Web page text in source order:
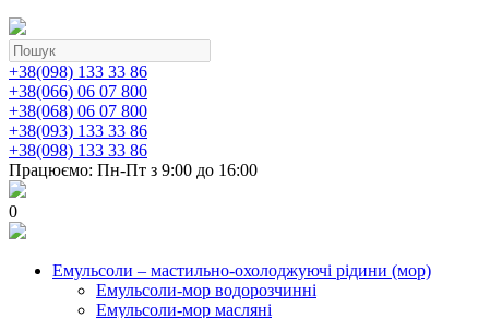
+38(098) 133 33 86
+38(066) 06 07 800
+38(068) 06 07 800
+38(093) 133 33 86
+38(098) 133 33 86
Працюємо: Пн-Пт з 9:00 до 16:00
0
Емульсоли – мастильно-охолоджуючі рідини (мор)
Емульсоли-мор водорозчинні
Емульсоли-мор масляні